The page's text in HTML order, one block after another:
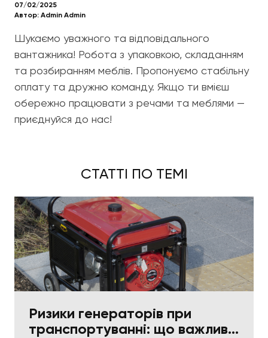
07/02/2025
Автор: Admin Admin
Шукаємо уважного та відповідального
вантажника! Робота з упаковкою, складанням
та розбиранням меблів. Пропонуємо стабільну
оплату та дружню команду. Якщо ти вмієш
обережно працювати з речами та меблями —
приєднуйся до нас!
СТАТТІ ПО ТЕМІ
Ризики генераторів при
транспортуванні: що важливо